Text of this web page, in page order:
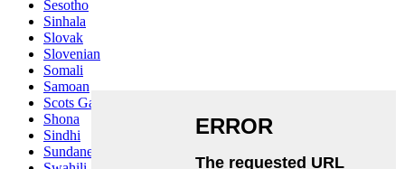
Sesotho
Sinhala
Slovak
Slovenian
Somali
Samoan
Scots Gaelic
Shona
Sindhi
Sundanese